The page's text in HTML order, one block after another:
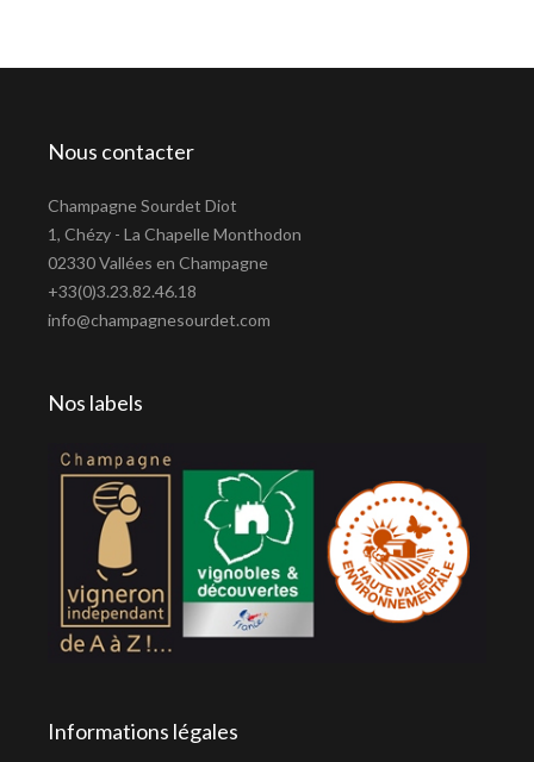
Nous contacter
Champagne Sourdet Diot
1, Chézy - La Chapelle Monthodon
02330 Vallées en Champagne
+33(0)3.23.82.46.18
info@champagnesourdet.com
Nos labels
Informations légales